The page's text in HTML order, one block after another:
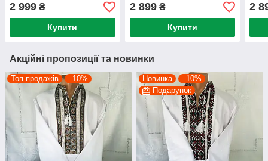
2 999 ₴
Купити
2 899₴
Купити
2
Акційні пропозиції та новинки
Топ продажів –10% Новинка
–10%
Подарунок